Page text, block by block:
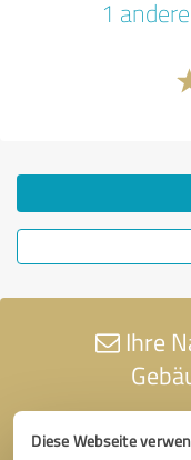
Diese Webseite
1
Ihre